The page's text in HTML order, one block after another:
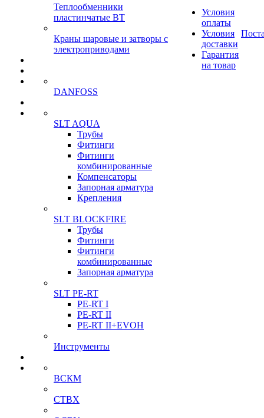
Теплообменники
пластинчатые ВТ
Краны шаровые и затворы с
электроприводами
DANFOSS
SLT AQUA
Трубы
Фитинги
Фитинги
комбинированные
Компенсаторы
Запорная арматура
Крепления
SLT BLOCKFIRE
Трубы
Фитинги
Фитинги
комбинированные
Запорная арматура
SLT PE-RT
PE-RT I
PE-RT II
PE-RT II+EVOH
Инструменты
ВСКМ
СТВХ
Условия
оплаты
Условия
доставки
Гарантия
на товар